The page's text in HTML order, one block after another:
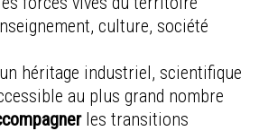
culture, société
un héritage industriel, scientifique
au plus grand nombre
les transitions